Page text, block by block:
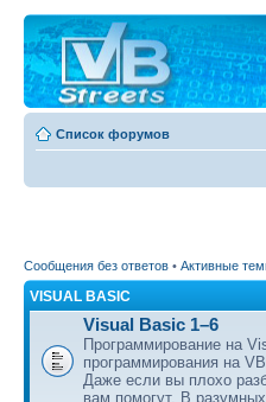
Список форумов
Сообщения без ответов • Активные
VISUAL BASIC
Visual Basic 1–6
Программирование на
программирования на
Даже если вы плохо
вам помогут. В